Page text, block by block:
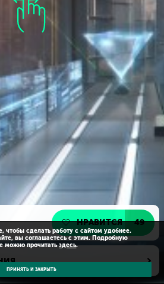
НРАВИТСЯ 49
сделать работу с сайтом удобнее.
вы соглашаетесь с этим. Подробную
можно прочитатьздесь.
ПРИНЯТЬ И ЗАКРЫТЬ